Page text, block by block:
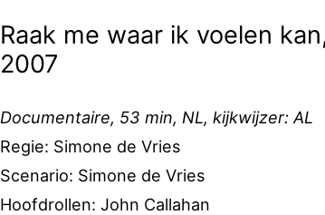
Raak me waar ik voelen
2007
Documentaire, 53 min, NL, kijkwijzer: AL
Regie: Simone de Vries
Scenario: Simone de Vries
Hoofdrollen: John Callahan